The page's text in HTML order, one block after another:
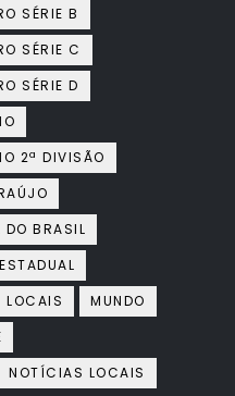
SÉRIE B
SÉRIE C
SÉRIE D
2ª DIVISÃO
DO BRASIL
ESTADUAL
LOCAIS
MUNDO
NOTÍCIAS LOCAIS